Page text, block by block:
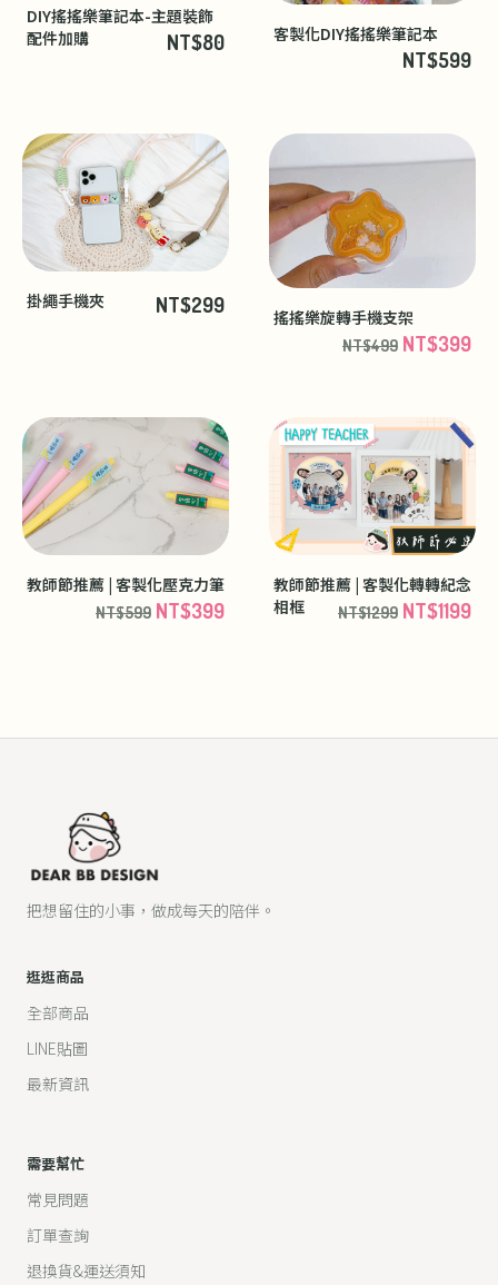
DIY搖搖樂筆記本-主題裝飾
配件加購
NT$80 客製化DIY搖搖樂筆記本
NT$599
掛繩手機夾 NT$299
搖搖樂旋轉手機支架
NT$499 NT$399
教師節推薦 | 客製化壓克力筆
NT$599 NT$399
教師節推薦 | 客製化轉轉紀念
相框
NT$1299 NT$1199
把想留住的小事，做成每天的陪伴。
逛逛商品
全部商品
LINE貼圖
最新資訊
需要幫忙
常見問題
訂單查詢
退換貨&運送須知